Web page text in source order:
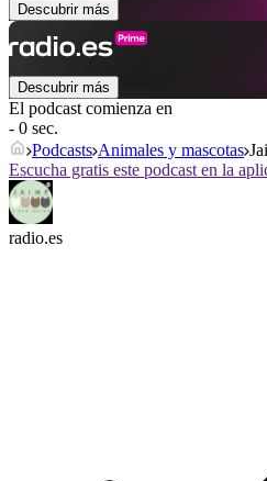
Descubrir más
Descubrir más
El podcast comienza en
- 0 sec.
Podcasts Animales y mascotas
Escucha gratis este podcast en la
radio.es